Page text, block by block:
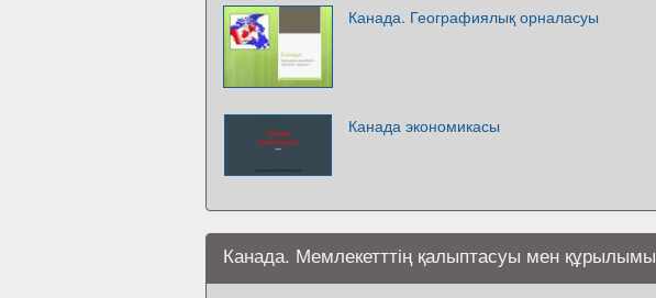
Канада. Географиялық орналасуы
Канада экономикасы
Канада. Мемлекетттің қалыптасуы мен құрылымы